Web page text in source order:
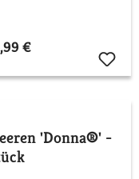
€
'Donna®' -